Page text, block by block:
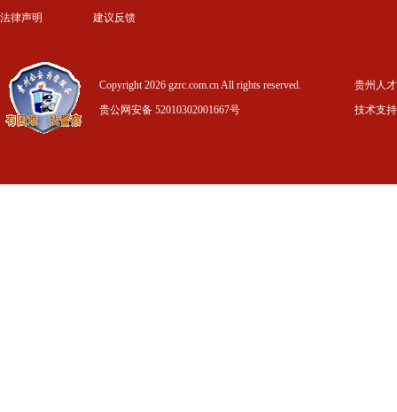
法律声明
建议反馈
Copyright 2026 gzrc.com.cn All rights reserved.
贵公网安备 52010302001667号
贵州人
技术支